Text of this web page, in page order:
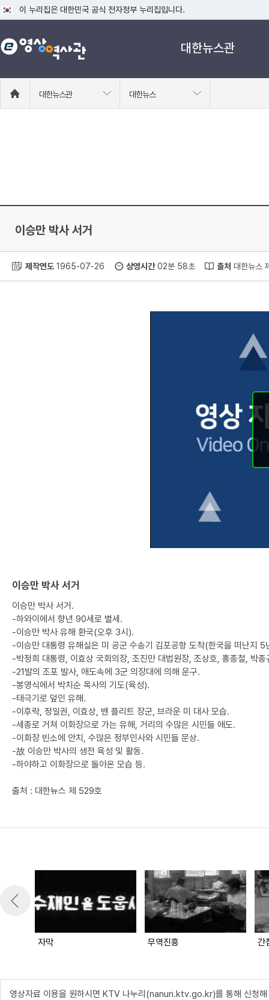
이 누리집은 대한민국 공식 전자정부 누리집입니다.
공식 누리집 주소 확인하기
go.kr 주소를 사용하는 누리집은 대한민국 정부기관이 관리하는 누리집입니
대한뉴스관
로
대한뉴스관 대한뉴스
이승만 박사 서거
제작연도 1965-07-26 상영시간02분 58초 출처 대한뉴스
이승만 박사 서거
이승만 박사 서거.
-하와이에서 향년 90세로 별세.
-이승만 박사 유해 환국(오후 3시).
-이승만 대통령 유해실은 미 공군 수송기 김포공항 도착(한국을 떠난지
-박정희 대통령, 이효상 국회의장, 조진만 대법원장, 조상호, 홍종철, 박
-21발의 조포 발사, 애도속에 3군 의장대에 의해 운구.
-봉영식에서 박치순 목사의 기도(육성).
-태극기로 덮인 유해.
-이후락, 정일권, 이효상, 밴 플리트 장군, 브라운 미 대사 모습.
-세종로 거쳐 이화장으로 가는 유해, 거리의 수많은 시민들 애도.
-이화장 빈소에 안치, 수많은 정부인사와 시민들 문상.
-故 이승만 박사의 생전 육성 및 활동.
-하야하고 이화장으로 돌아온 모습 등.
출처 : 대한뉴스 제 529호
자막 무역진흥
영상자료 이용을 원하시면 KTV 나누리(nanuri.ktv.go.kr)를 통해 신청해